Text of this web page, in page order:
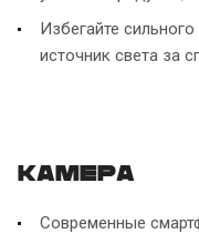
Избегайте
источник света за
Камера
Современные